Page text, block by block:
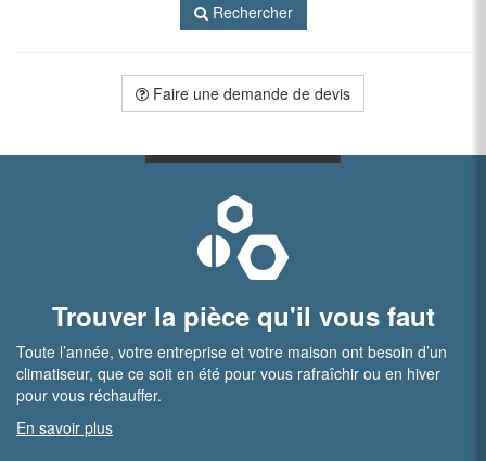
Rechercher
Faire une demande de devis
Trouver la pièce qu'il vous faut
Toute l’année, votre entreprise et votre maison ont besoin d’un
climatiseur, que ce soit en été pour vous rafraîchir ou en hiver
pour vous réchauffer.
En savoir plus